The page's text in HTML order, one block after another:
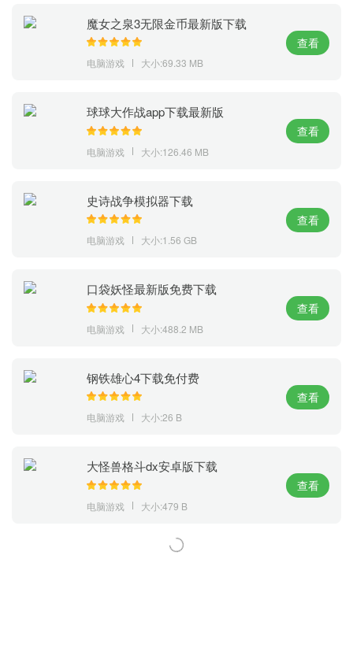
魔女之泉3无限金币最新版下载
电脑游戏 大小:69.33 MB
查看
球球大作战app下载最新版
电脑游戏 大小:126.46 MB
查看
史诗战争模拟器下载
电脑游戏 大小:1.56 GB
查看
口袋妖怪最新版免费下载
电脑游戏 大小:488.2 MB
查看
钢铁雄心4下载免付费
电脑游戏 大小:26 B
查看
大怪兽格斗dx安卓版下载
电脑游戏 大小:479 B
查看